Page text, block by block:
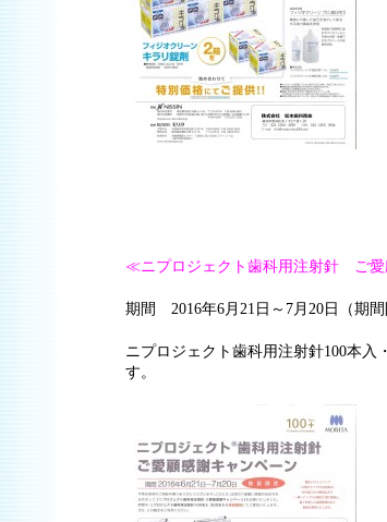
≪ニプロジェクト歯科用注射針 ご
期間 2016年6月21日～7月20日（期間
ニプロジェクト歯科用注射針100本入
す。